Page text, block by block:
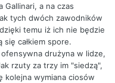
Gallinari, a na czas
tych dwóch zawodników
temu iż ich nie będzie
całkiem spore.
drużyna w lidze,
rzuty za trzy im "siedzą",
kolejna wymiana ciosów